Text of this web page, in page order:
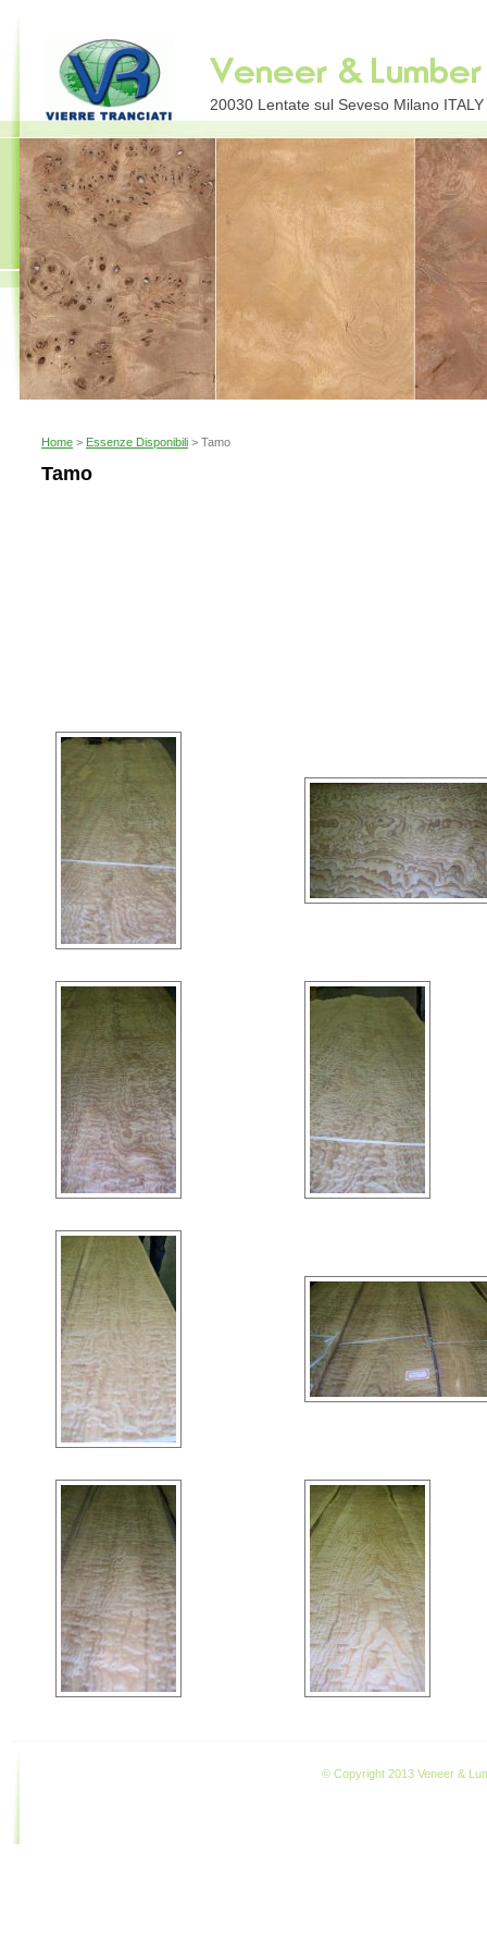
20030 Lentate sul Seveso Milano
Home > Essenze Disponibili > Tamo
Tamo
© Copyright 2013 Veneer &